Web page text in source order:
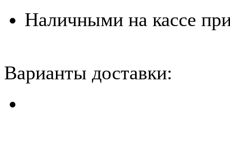
Наличными на кассе
Варианты доставки: